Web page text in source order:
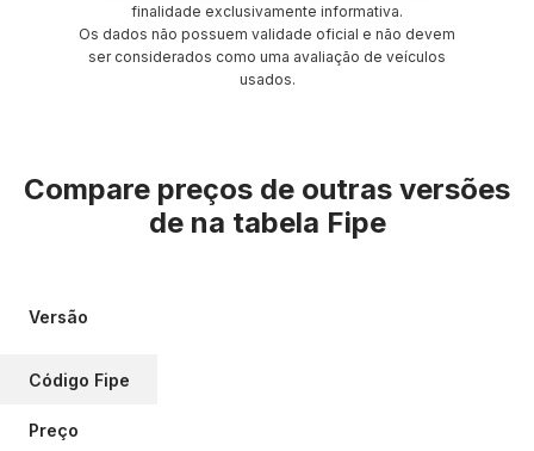
finalidade exclusivamente informativa.
Os dados não possuem validade oficial e não devem
ser considerados como uma avaliação de veículos
usados.
Compare preços de outras versões
de na tabela Fipe
Versão
Código Fipe
Preço